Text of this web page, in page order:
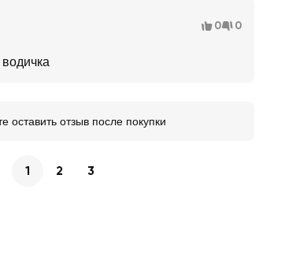
0 0
оставить отзыв после покупки
1 2 3